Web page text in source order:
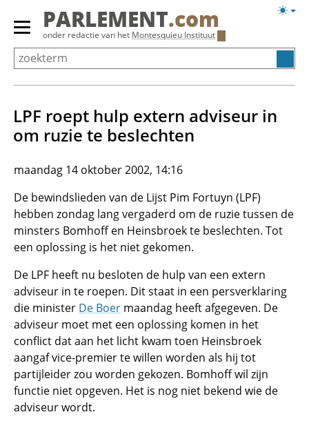
Overslaan
Primair
menu
tonen/verbergen
PARLEMENT.com
onder redactie van het Montesquieu Instituut
LPF roept hulp extern adviseur in
om ruzie te beslechten
maandag 14 oktober 2002, 14:16
De bewindslieden van de Lijst Pim Fortuyn (LPF)
hebben zondag lang vergaderd om de ruzie tussen de
minsters Bomhoff en Heinsbroek te beslechten. Tot
een oplossing is het niet gekomen.
De LPF heeft nu besloten de hulp van een extern
adviseur in te roepen. Dit staat in een persverklaring
die minister De Boer maandag heeft afgegeven. De
adviseur moet met een oplossing komen in het
conflict dat aan het licht kwam toen Heinsbroek
aangaf vice-premier te willen worden als hij tot
partijleider zou worden gekozen. Bomhoff wil zijn
functie niet opgeven. Het is nog niet bekend wie de
adviseur wordt.